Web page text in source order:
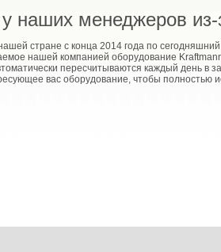
наших менеджеров из-
стране с конца 2014 года по
нашей компанией оборудование
пересчитываются каждый день в
вас оборудование, чтобы полностью